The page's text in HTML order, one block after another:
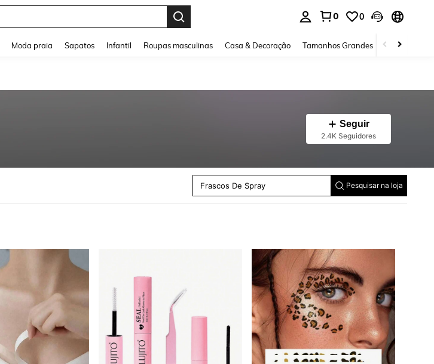
0 0
Moda praia Sapatos Infantil Roupas masculinas Casa & Decoração Tamanhos Grandes Joias e
Seguir
2.4K Seguidores
Pincel De Olhos
Frascos De Spray
Adesivos Para Cílios
Pesquisar na loja